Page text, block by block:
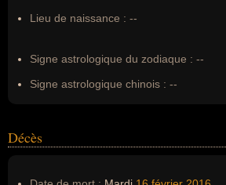
Lieu de naissance : --
Signe astrologique du zodiaque : --
Signe astrologique chinois : --
Décès